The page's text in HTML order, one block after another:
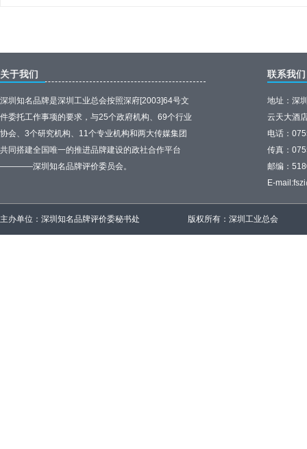
关于我们
深圳知名品牌是深圳工业总会按照深府[2003]64号文
件委托工作事项的要求，与25个政府机构、69个行业
协会、3个研究机构、11个专业机构和两大传媒集团
共同搭建全国唯一的推进品牌建设的政社合作平台
————深圳知名品牌评价委员会。
联系我们
地址：深
云天大酒
电话：
传真：
邮编：
E-mail:
主办单位：深圳知名品牌评价委秘书处 版权所有：深圳工业总会